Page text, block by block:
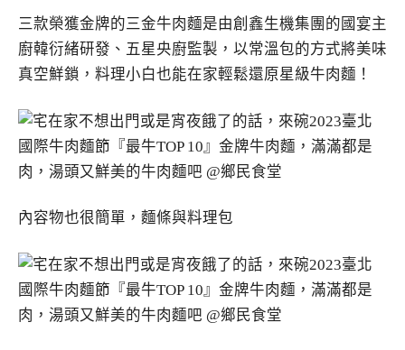
三款榮獲金牌的三金牛肉麵是由創鑫生機集團的國宴主
廚韓衍緒研發、五星央廚監製，以常溫包的方式將美味
真空鮮鎖，料理小白也能在家輕鬆還原星級牛肉麵！
內容物也很簡單，麵條與料理包